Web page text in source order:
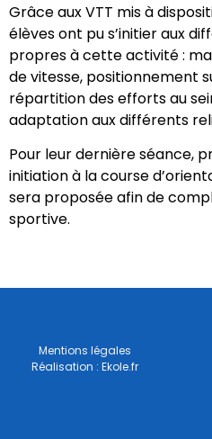
Grâce aux VTT mis à
élèves ont pu s’initier aux
propres à cette activité :
de vitesse, positionnement
répartition des efforts au
adaptation aux différents
Pour leur dernière séance,
initiation à la course
sera proposée afin de
sportive.
Mentions légales
Réalisation : Ekole.fr